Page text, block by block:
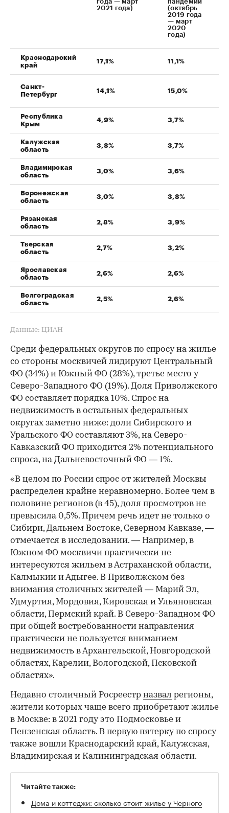
2021 года)
(октябрь
2019 года
— март
2020
года)
Краснодарский
край
17,1% 11,1%
Санкт-
Петербург
14,1% 15,0%
Республика
Крым
4,9% 3,7%
Калужская
область
3,8% 3,7%
Владимирская
область
3,0% 3,6%
Воронежская
область
3,0% 3,8%
Рязанская
область
2,8% 3,9%
Тверская
область
2,7% 3,2%
Ярославская
область
2,6% 2,6%
Волгоградская
область
2,5% 2,6%
Данные: ЦИАН
Среди федеральных округов по спросу на жилье
со стороны москвичей лидируют Центральный
ФО (34%) и Южный ФО (28%), третье место у
Северо-Западного ФО (19%). Доля Приволжского
ФО составляет порядка 10%. Спрос на
недвижимость в остальных федеральных
округах заметно ниже: доли Сибирского и
Уральского ФО составляют 3%, на Северо-
Кавказский ФО приходится 2% потенциального
спроса, на Дальневосточный ФО — 1%.
«В целом по России спрос от жителей Москвы
распределен крайне неравномерно. Более чем в
половине регионов (в 45), доля просмотров не
превысила 0,5%. Причем речь идет не только о
Сибири, Дальнем Востоке, Северном Кавказе, —
отмечается в исследовании. — Например, в
Южном ФО москвичи практически не
интересуются жильем в Астраханской области,
Калмыкии и Адыгее. В Приволжском без
внимания столичных жителей — Марий Эл,
Удмуртия, Мордовия, Кировская и Ульяновская
области, Пермский край. В Северо-Западном ФО
при общей востребованности направления
практически не пользуется вниманием
недвижимость в Архангельской, Новгородской
областях, Карелии, Вологодской, Псковской
областях».
Недавно столичный Росреестр назвал регионы,
жители которых чаще всего приобретают жилье
в Москве: в 2021 году это Подмосковье и
Пензенская область. В первую пятерку по спросу
также вошли Краснодарский край, Калужская,
Владимирская и Калининградская области.
Читайте также:
Дома и коттеджи: сколько стоит жилье у Черного